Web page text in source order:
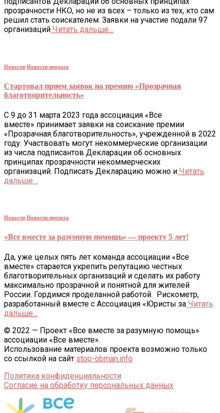
прозрачности НКО, но не из всех – только из тех, кто сам
решил стать соискателем. Заявки на участие подали 97
организаций Читать дальше…
Новости Новости проекта
Стартовал прием заявок на премию «Прозрачная
благотворительность»
С 9 до 31 марта 2023 года ассоциация «Все
вместе» принимает заявки на соискание премии
«Прозрачная благотворительность», учрежденной в 2022
году. Участвовать могут некоммерческие организации
из числа подписантов Декларации об основных
принципах прозрачности некоммерческих
организаций. Подписать Декларацию можно и Читать
дальше…
Новости Новости проекта
«Все вместе за разумную помощь» — проекту 5 лет!
Да, уже целых пять лет команда ассоциации «Все
вместе» старается укрепить репутацию честных
благотворительных организаций и сделать их работу
максимально прозрачной и понятной для жителей
России. Гордимся проделанной работой. Рискометр,
разработанный вместе с Ассоциация «Юристы за Читать
дальше…
© 2022 — Проект «Все вместе за разумную помощь»
ассоциации «Все вместе».
Использование материалов проекта возможно только
со ссылкой на сайт stop-obman.info
Политика конфиденциальности
Согласие на обработку персональных данных